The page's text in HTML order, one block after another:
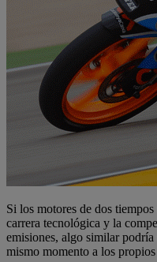
Si los motores de dos
carrera tecnológica y la
emisiones, algo similar
mismo momento a los